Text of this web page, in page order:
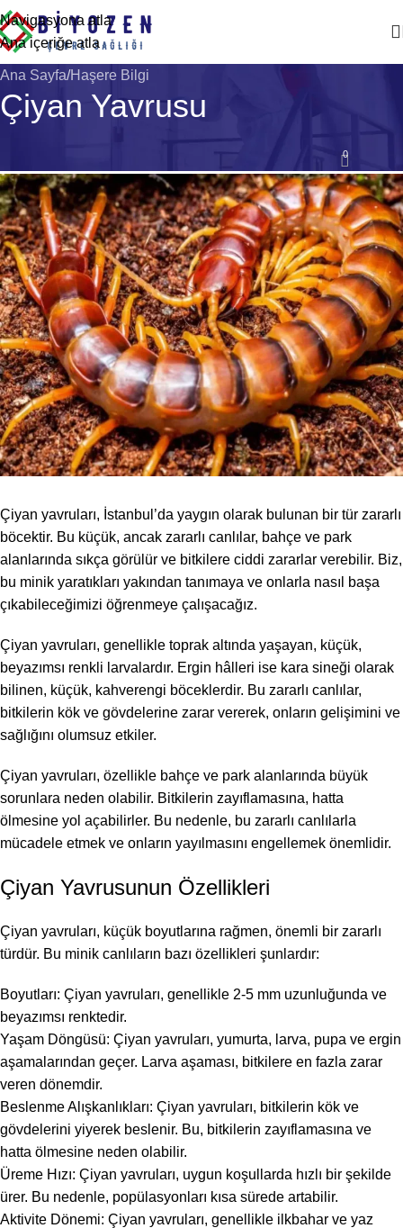
Navigasyona atla
Ana içeriğe atla
Ana Sayfa Haşere Bilgi
Çiyan Yavrusu
HAŞERE BILGI
0
Çiyan yavruları, İstanbul’da yaygın olarak bulunan bir tür zararlı
böcektir. Bu küçük, ancak zararlı canlılar, bahçe ve park
alanlarında sıkça görülür ve bitkilere ciddi zararlar verebilir. Biz,
bu minik yaratıkları yakından tanımaya ve onlarla nasıl başa
çıkabileceğimizi öğrenmeye çalışacağız.
Çiyan yavruları, genellikle toprak altında yaşayan, küçük,
beyazımsı renkli larvalardır. Ergin hâlleri ise kara sineği olarak
bilinen, küçük, kahverengi böceklerdir. Bu zararlı canlılar,
bitkilerin kök ve gövdelerine zarar vererek, onların gelişimini ve
sağlığını olumsuz etkiler.
Çiyan yavruları, özellikle bahçe ve park alanlarında büyük
sorunlara neden olabilir. Bitkilerin zayıflamasına, hatta
ölmesine yol açabilirler. Bu nedenle, bu zararlı canlılarla
mücadele etmek ve onların yayılmasını engellemek önemlidir.
Çiyan Yavrusunun Özellikleri
Çiyan yavruları, küçük boyutlarına rağmen, önemli bir zararlı
türdür. Bu minik canlıların bazı özellikleri şunlardır:
Boyutları: Çiyan yavruları, genellikle 2-5 mm uzunluğunda ve
beyazımsı renktedir.
Yaşam Döngüsü: Çiyan yavruları, yumurta, larva, pupa ve ergin
aşamalarından geçer. Larva aşaması, bitkilere en fazla zarar
veren dönemdir.
Beslenme Alışkanlıkları: Çiyan yavruları, bitkilerin kök ve
gövdelerini yiyerek beslenir. Bu, bitkilerin zayıflamasına ve
hatta ölmesine neden olabilir.
Üreme Hızı: Çiyan yavruları, uygun koşullarda hızlı bir şekilde
ürer. Bu nedenle, popülasyonları kısa sürede artabilir.
Aktivite Dönemi: Çiyan yavruları, genellikle ilkbahar ve yaz